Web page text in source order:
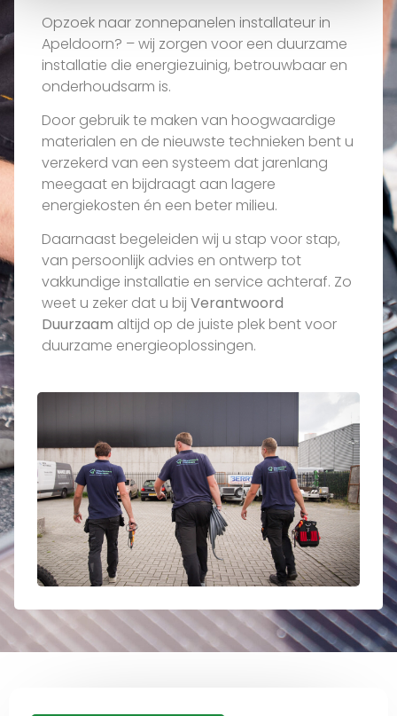
Opzoek naar zonnepanelen installateur in
Apeldoorn? – wij zorgen voor een duurzame
installatie die energiezuinig, betrouwbaar en
onderhoudsarm is.
Door gebruik te maken van hoogwaardige
materialen en de nieuwste technieken bent u
verzekerd van een systeem dat jarenlang
meegaat en bijdraagt aan lagere
energiekosten én een beter milieu.
Daarnaast begeleiden wij u stap voor stap,
van persoonlijk advies en ontwerp tot
vakkundige installatie en service achteraf. Zo
weet u zeker dat u bij Verantwoord
Duurzaam altijd op de juiste plek bent voor
duurzame energieoplossingen.